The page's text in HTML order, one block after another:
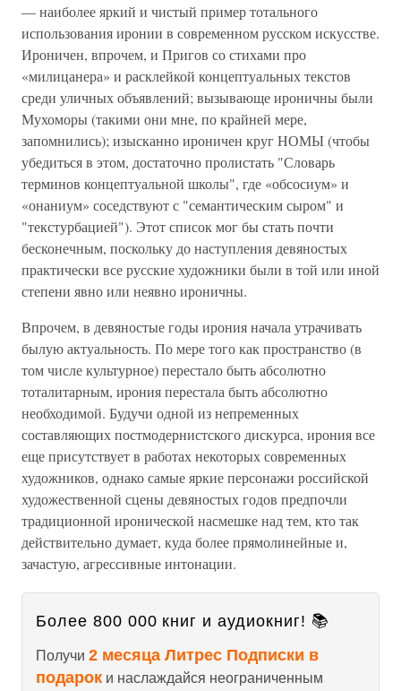
— наиболее яркий и чистый пример тотального
использования иронии в современном русском искусстве.
Ироничен, впрочем, и Пригов со стихами про
«милицанера» и расклейкой концептуальных текстов
среди уличных объявлений; вызывающе ироничны были
Мухоморы (такими они мне, по крайней мере,
запомнились); изысканно ироничен круг НОМЫ (чтобы
убедиться в этом, достаточно пролистать "Словарь
терминов концептуальной школы", где «обсосиум» и
«онаниум» соседствуют с "семантическим сыром" и
"текстурбацией"). Этот список мог бы стать почти
бесконечным, поскольку до наступления девяностых
практически все русские художники были в той или иной
степени явно или неявно ироничны.
Впрочем, в девяностые годы ирония начала утрачивать
былую актуальность. По мере того как пространство (в
том числе культурное) перестало быть абсолютно
тоталитарным, ирония перестала быть абсолютно
необходимой. Будучи одной из непременных
составляющих постмодернистского дискурса, ирония все
еще присутствует в работах некоторых современных
художников, однако самые яркие персонажи российской
художественной сцены девяностых годов предпочли
традиционной иронической насмешке над тем, кто так
действительно думает, куда более прямолинейные и,
зачастую, агрессивные интонации.
Более 800 000 книг и аудиокниг! 📚
Получи 2 месяца Литрес Подписки в
подарок и наслаждайся неограниченным